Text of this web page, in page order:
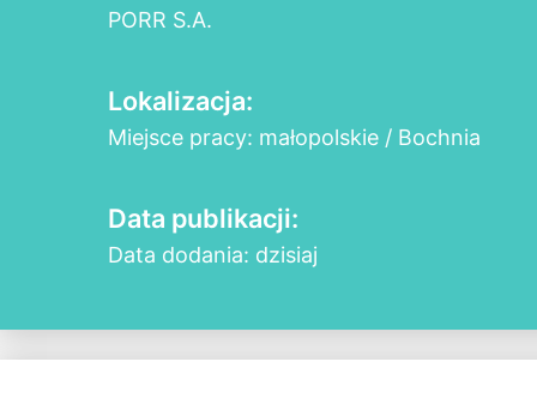
PORR S.A.
Lokalizacja:
Miejsce pracy: małopolskie / Bochnia
Data publikacji:
Data dodania: dzisiaj